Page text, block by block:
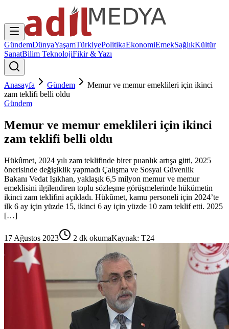
GündemDünyaYaşamTürkiyePolitikaEkonomiEmekSağlıkKültür
SanatBilim TeknolojiFikir & Yazı
Anasayfa Gündem
Memur ve memur emeklileri için ikinci
zam teklifi belli oldu
Gündem
Memur ve memur emeklileri için ikinci
zam teklifi belli oldu
Hükûmet, 2024 yılı zam teklifinde birer puanlık artışa gitti, 2025
önerisinde değişiklik yapmadı Çalışma ve Sosyal Güvenlik
Bakanı Vedat Işıkhan, yaklaşık 6,5 milyon memur ve memur
emeklisini ilgilendiren toplu sözleşme görüşmelerinde hükümetin
ikinci zam teklifini açıkladı. Hükûmet, kamu personeli için 2024’te
ilk 6 ay için yüzde 15, ikinci 6 ay için yüzde 10 zam teklif etti. 2025
[…]
17 Ağustos 2023 2 dk okumaKaynak: T24